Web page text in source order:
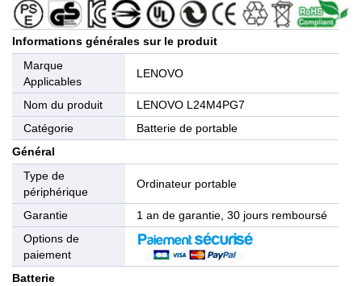
Informations générales sur le produit
Marque
Applicables
LENOVO
Nom du produit
LENOVO L24M4PG7
Catégorie
Batterie de portable
Général
Type de
périphérique
Ordinateur portable
Garantie
1 an de garantie, 30 jours remboursé
Options de
paiement
Batterie